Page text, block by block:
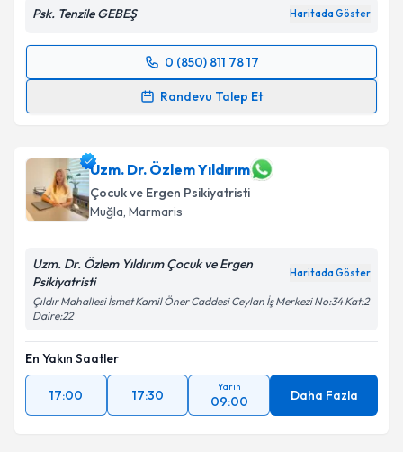
Psk. Tenzile GEBEŞ Haritada Göster
0 (850) 811 78 17
Randevu Talep Et
Randevu Takvimi Talebi
takvim hazırlandığında e-posta ile bilgilendireceğiz.
E-posta Adresiniz
Kişisel verilerimin işlenmesine ilişkin
Metni'ni okudum ve kişisel verilerimin belirtilen
Takvim Talebini Gönder
Uzm. Dr. Özlem Yıldırım
Çocuk ve Ergen Psikiyatristi
Muğla, Marmaris
Uzm. Dr. Özlem Yıldırım Çocuk ve Ergen
Psikiyatristi
Haritada Göster
Çıldır Mahallesi İsmet Kamil Öner Caddesi Ceylan İş Merkezi No:34 Kat:2
Daire:22
En Yakın Saatler
17:00 17:30
Yarın
09:00 Daha Fazla